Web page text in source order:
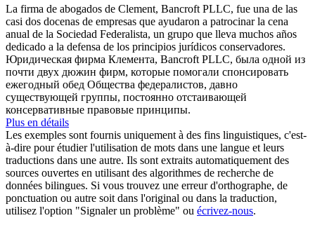
La firma de abogados de Clement, Bancroft PLLC, fue una de las
casi dos docenas de empresas que ayudaron a patrocinar la cena
anual de la Sociedad Federalista, un grupo que lleva muchos años
dedicado a la defensa de los principios jurídicos conservadores.
Юридическая фирма Клемента, Bancroft PLLC, была одной из
почти двух дюжин фирм, которые помогали спонсировать
ежегодный обед Общества федералистов, давно
существующей группы, постоянно отстаивающей
консервативные правовые принципы.
Plus en détails
Les exemples sont fournis uniquement à des fins linguistiques, c'est-
à-dire pour étudier l'utilisation de mots dans une langue et leurs
traductions dans une autre. Ils sont extraits automatiquement des
sources ouvertes en utilisant des algorithmes de recherche de
données bilingues. Si vous trouvez une erreur d'orthographe, de
ponctuation ou autre soit dans l'original ou dans la traduction,
utilisez l'option "Signaler un problème" ou écrivez-nous.